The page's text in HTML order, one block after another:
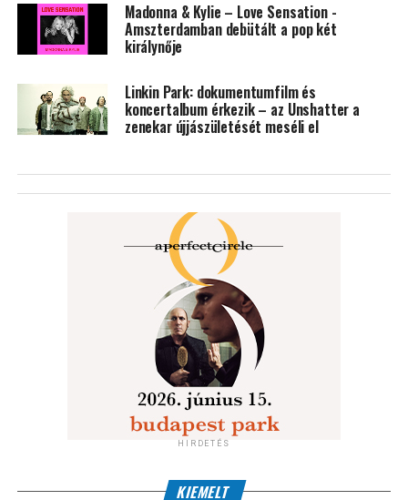
Madonna & Kylie – Love Sensation -
Amszterdamban debütált a pop két
királynője
Linkin Park: dokumentumfilm és
koncertalbum érkezik – az Unshatter a
zenekar újjászületését meséli el
HIRDETÉS
KIEMELT